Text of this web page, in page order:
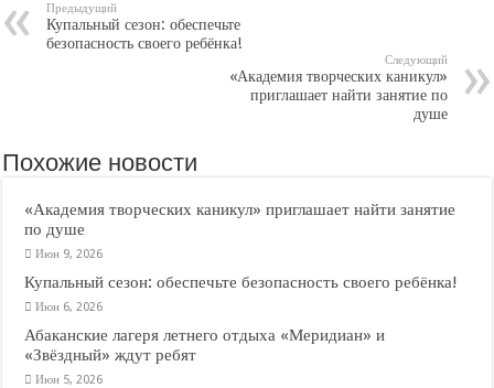
Предыдущий
Купальный сезон: обеспечьте
безопасность своего ребёнка!
Следующий
«Академия творческих каникул»
приглашает найти занятие по
душе
Похожие новости
«Академия творческих каникул» приглашает найти занятие
по душе
Июн 9, 2026
Купальный сезон: обеспечьте безопасность своего ребёнка!
Июн 6, 2026
Абаканские лагеря летнего отдыха «Меридиан» и
«Звёздный» ждут ребят
Июн 5, 2026